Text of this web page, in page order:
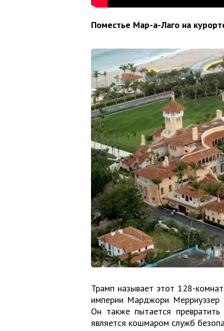
Поместье Мар-а-Лаго на
Трамп называет этот 128-
империи Марджори
Он также пытается
является кошмаром служб